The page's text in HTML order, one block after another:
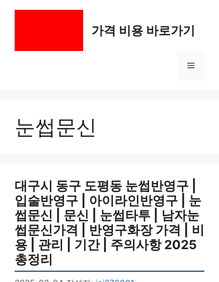
가격 비용 바로가기
메
눈썹문신
대구시 동구 도평동 눈썹반영구 |
입술반영구 | 아이라인반영구 | 눈
썹문신 | 문신 | 눈썹타투 | 남자눈
썹문신가격 | 반영구화장 가격 | 비
용 | 관리 | 기간 | 주의사항 2025
총정리